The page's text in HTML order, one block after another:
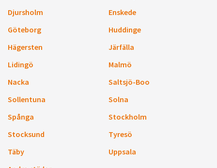
Djursholm
Enskede
Göteborg
Huddinge
Hägersten
Järfälla
Lidingö
Malmö
Nacka
Saltsjö-Boo
Sollentuna
Solna
Spånga
Stockholm
Stocksund
Tyresö
Täby
Uppsala